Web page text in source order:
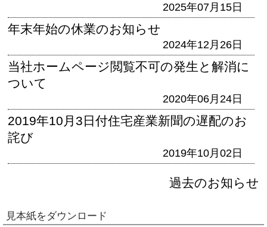
2025年07月15日
年末年始の休業のお知らせ
2024年12月26日
当社ホームページ閲覧不可の発生と解消に
ついて
2020年06月24日
2019年10月3日付住宅産業新聞の遅配のお
詫び
2019年10月02日
過去のお知らせ
見本紙をダウンロード